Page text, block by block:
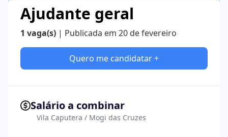
Ajudante geral
1 vaga(s) | Publicada em 20 de fevereiro
Quero me candidatar +
Salário a combinar
Vila Caputera / Mogi das Cruzes